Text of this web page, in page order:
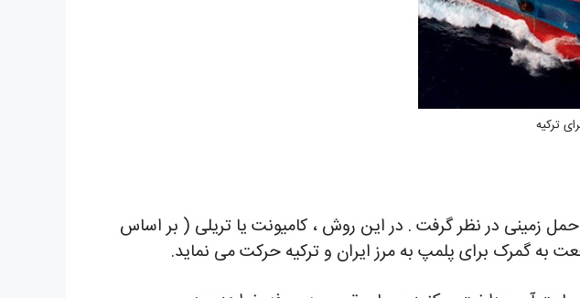
ترکیه
زمینی در نظر گرفت . در این روش ، کامیونت یا تریلی ( بر اساس
به گمرک برای پلمپ به مرز ایران و ترکیه حرکت می نماید.